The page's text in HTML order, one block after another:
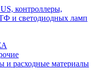
контроллеры,
и светодиодных ламп
и расходные материалы